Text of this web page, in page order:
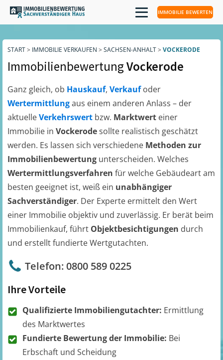
IMMOBILIE BEWERTEN
START> IMMOBILIE VERKAUFEN > SACHSEN-ANHALT> VOCKERODE
ImmobilienbewertungVockerode
Ganz gleich, ob Hauskauf, Verkaufoder
Wertermittlungaus einem anderen Anlass – der
aktuelleVerkehrswert bzw. Marktwert einer
Immobilie in Vockerodesollte realistisch geschätzt
werden. Es lassen sich verschiedene Methoden zur
Immobilienbewertung unterscheiden. Welches
Wertermittlungsverfahren für welche Gebäudeart am
besten geeignet ist, weiß ein unabhängiger
Sachverständiger. Der Experte ermittelt den Wert
einer Immobilie objektiv und zuverlässig. Er berät beim
Immobilienkauf, führt Objektbesichtigungen durch
und erstellt fundierte Wertgutachten.
Telefon: 0800 589 0225
Ihre Vorteile
Qualifizierte Immobiliengutachter: Ermittlung
des Marktwertes
Fundierte Bewertung der Immobilie: Bei
Erbschaft und Scheidung